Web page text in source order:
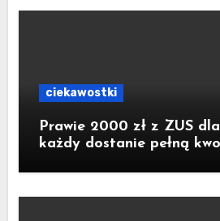
ciekawostki
Prawie 2000 zł z ZUS
każdy dostanie pełną